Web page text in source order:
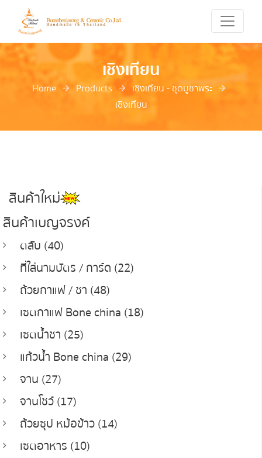
เชิงเทียน
Home Products
เชิงเทียน - ชุดบูชาพระ
เชิงเทียน
สินค้าใหม่
สินค้าเบญจรงค์
ตลับ (40)
ที่ใส่นามบัตร / การ์ด (22)
ถ้วยกาแฟ / ชา (48)
เซตกาแฟ Bone china (18)
เซตน้ำชา (25)
แก้วน้ำ Bone china (29)
จาน (27)
จานโชว์ (17)
ถ้วยซุป หม้อข้าว (14)
เซตอาหาร (10)